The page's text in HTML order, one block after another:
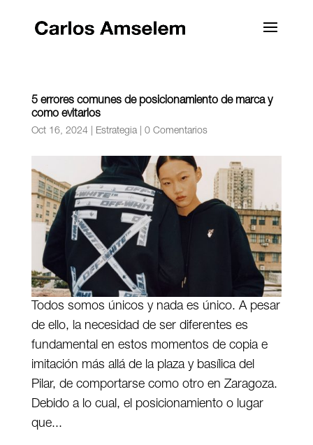
5 errores comunes de posicionamiento de marca y
como evitarlos
Oct 16, 2024| Estrategia| 0 Comentarios
Todos somos únicos y nada es único. A pesar
de ello, la necesidad de ser diferentes es
fundamental en estos momentos de copia e
imitación más allá de la plaza y basílica del
Pilar, de comportarse como otro en Zaragoza.
Debido a lo cual, el posicionamiento o lugar
que...